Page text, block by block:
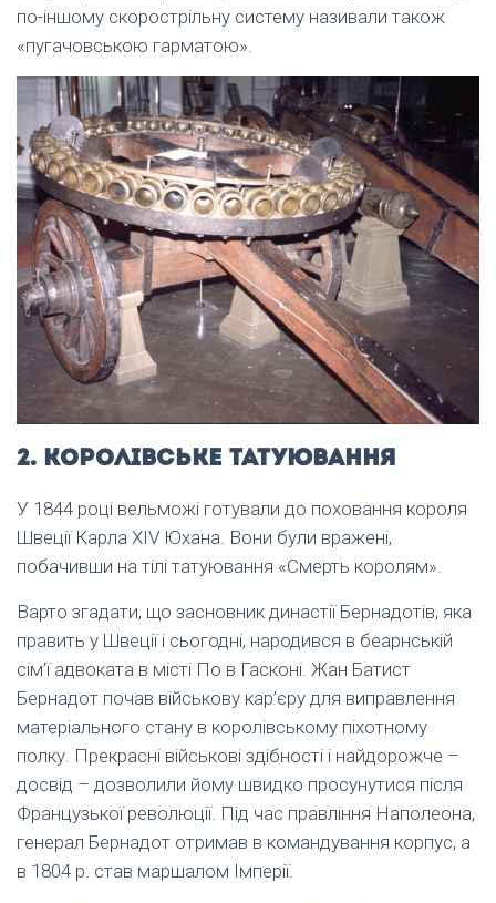
по-іншому скорострільну систему називали також
«пугачовською гарматою».
2. Королівське татуювання
У 1844 році вельможі готували до поховання короля
Швеції Карла XIV Юхана. Вони були вражені,
побачивши на тілі татуювання «Смерть королям».
Варто згадати, що засновник династії Бернадотів, яка
править у Швеції і сьогодні, народився в беарнській
сім’ї адвоката в місті По в Гасконі. Жан Батист
Бернадот почав військову кар’єру для виправлення
матеріального стану в королівському піхотному
полку. Прекрасні військові здібності і найдорожче –
досвід – дозволили йому швидко просунутися після
Французької революції. Під час правління Наполеона,
генерал Бернадот отримав в командування корпус, а
в 1804 р. став маршалом Імперії.